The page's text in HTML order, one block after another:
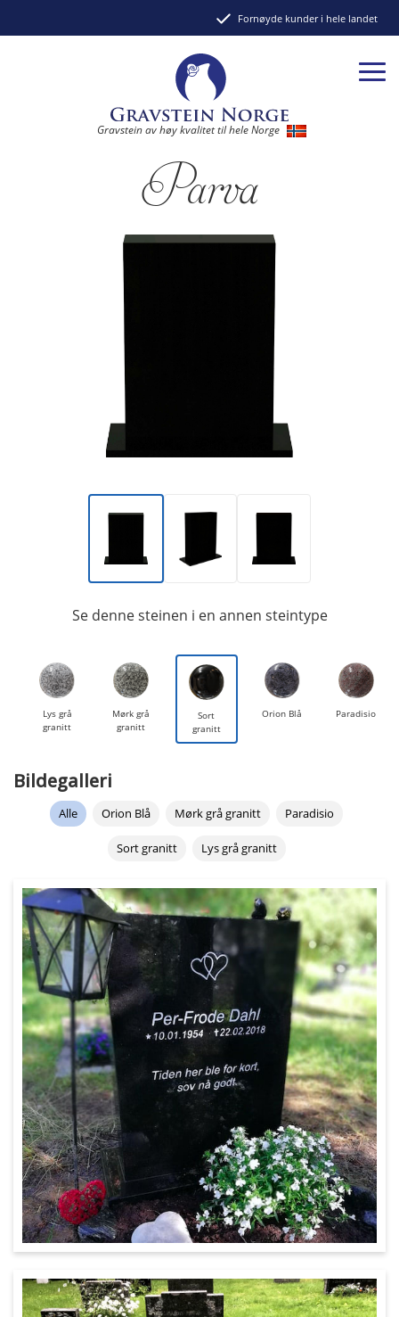
Fornøyde kunder i hele landet
Gravstein av høy kvalitet til hele Norge
Parva
Se denne steinen i en annen steintype
Lys grå
granitt
Mørk grå
granitt
Sort
granitt
Orion Blå Paradisio
Bildegalleri
Alle Orion Blå Mørk grå granitt Paradisio
Sort granitt Lys grå granitt